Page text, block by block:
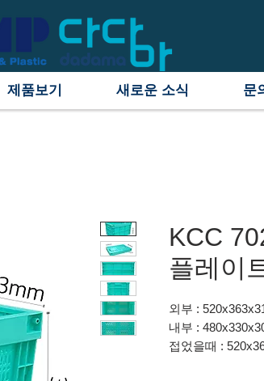
제품보기 새로운 소식 문
KCC
플레이
외부 :
내부 :
접었을때 :